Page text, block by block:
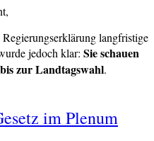
langfristige
jedoch klar: Sie schauen
zur Landtagswahl.
im Plenum